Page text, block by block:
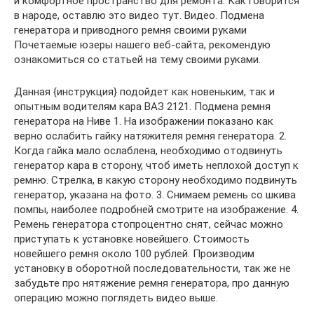
в народе, оставлю это видео тут. Видео. Подмена
генератора и приводного ремня своими руками
Почетаемые юзеры нашего веб-сайта, рекомендую
ознакомиться со статьей на тему своими руками.
Данная {инструкция} подойдет как новеньким, так и
опытным водителям кара ВАЗ 2121. Подмена ремня
генератора на Ниве 1. На изображении показано как
верно ослабить гайку натяжителя ремня генератора. 2.
Когда гайка мало ослаблена, необходимо отодвинуть
генератор кара в сторону, чтоб иметь неплохой доступ к
ремню. Стрелка, в какую сторону необходимо подвинуть
генератор, указана на фото. 3. Снимаем ремень со шкива
помпы, наиболее подробней смотрите на изображение. 4.
Ремень генератора стопроцентно снят, сейчас можно
приступать к установке новейшего. Стоимость
новейшего ремня около 100 рублей. Производим
установку в оборотной последовательности, так же не
забудьте про нятяжение ремня генератора, про данную
операцию можно поглядеть видео выше.